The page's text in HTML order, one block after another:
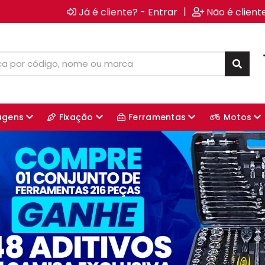
Já é cliente? - Entrar | Não é
Fixação Ferramentas Motos